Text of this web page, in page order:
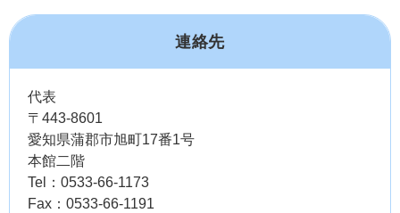
連絡先
代表
〒443-8601
愛知県蒲郡市旭町17番1号
本館二階
Tel：0533-66-1173
Fax：0533-66-1191